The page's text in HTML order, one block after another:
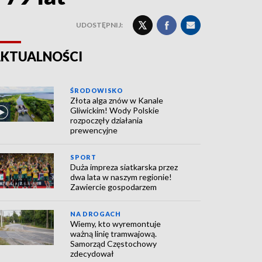
UDOSTĘPNIJ:
ŚRODOWISKO
Złota alga znów w Kanale
Gliwickim! Wody Polskie
rozpoczęły działania
prewencyjne
SPORT
Duża impreza siatkarska przez
dwa lata w naszym regionie!
Zawiercie gospodarzem
NA DROGACH
Wiemy, kto wyremontuje
ważną linię tramwajową.
Samorząd Częstochowy
zdecydował